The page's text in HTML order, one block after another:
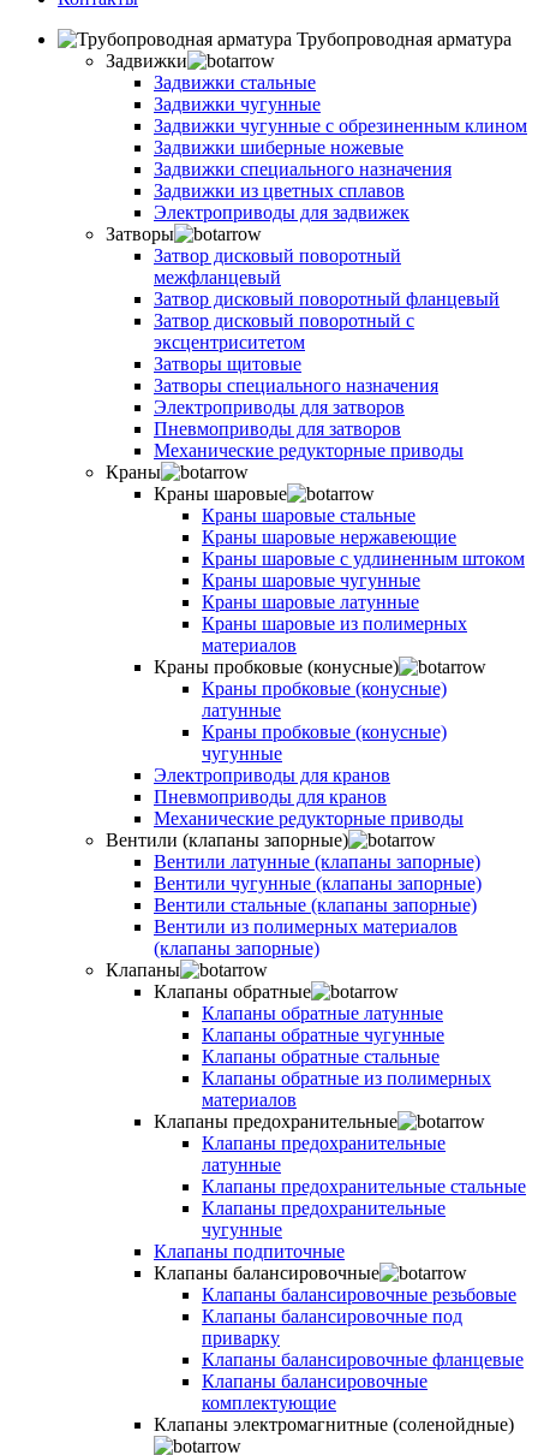
Трубопроводная арматура
Задвижки
Задвижки стальные
Задвижки чугунные
Задвижки чугунные с обрезиненным клином
Задвижки шиберные ножевые
Задвижки специального назначения
Задвижки из цветных сплавов
Электроприводы для задвижек
Затворы
Затвор дисковый поворотный
межфланцевый
Затвор дисковый поворотный фланцевый
Затвор дисковый поворотный с
эксцентриситетом
Затворы щитовые
Затворы специального назначения
Электроприводы для затворов
Пневмоприводы для затворов
Механические редукторные приводы
Краны
Краны шаровые
Краны шаровые стальные
Краны шаровые нержавеющие
Краны шаровые с удлиненным штоком
Краны шаровые чугунные
Краны шаровые латунные
Краны шаровые из полимерных
материалов
Краны пробковые (конусные)
Краны пробковые (конусные)
латунные
Краны пробковые (конусные)
чугунные
Электроприводы для кранов
Пневмоприводы для кранов
Механические редукторные приводы
Вентили (клапаны запорные)
Вентили латунные (клапаны запорные)
Вентили чугунные (клапаны запорные)
Вентили стальные (клапаны запорные)
Вентили из полимерных материалов
(клапаны запорные)
Клапаны
Клапаны обратные
Клапаны обратные латунные
Клапаны обратные чугунные
Клапаны обратные стальные
Клапаны обратные из полимерных
материалов
Клапаны предохранительные
Клапаны предохранительные
латунные
Клапаны предохранительные стальные
Клапаны предохранительные
чугунные
Клапаны подпиточные
Клапаны балансировочные
Клапаны балансировочные резьбовые
Клапаны балансировочные под
приварку
Клапаны балансировочные фланцевые
Клапаны балансировочные
комплектующие
Клапаны электромагнитные (соленойдные)